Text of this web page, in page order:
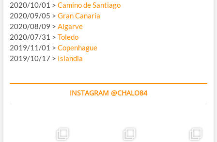
2020/10/01 > Camino de Santiago
2020/09/05 > Gran Canaria
2020/08/09 > Algarve
2020/07/31 > Toledo
2019/11/01 > Copenhague
2019/10/17 > Islandia
INSTAGRAM @CHALO84